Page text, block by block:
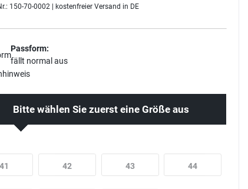
150-70-0002 | kostenfreier Versand in DE
Passform:
fällt normal aus
Bitte wählen Sie zuerst eine Größe aus
41 42 43 44